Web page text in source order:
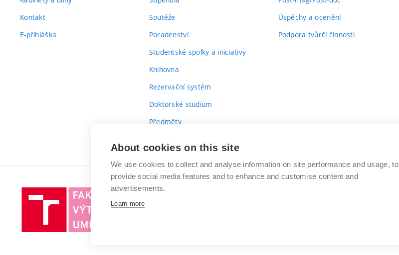
Kontakt
E-přihláška
Soutěže
Poradenství
Studentské spolky a iniciativy
Knihovna
Rezervační systém
Doktorské studium
Předměty
Úspěchy a ocenění
Podpora tvůrčí činnosti
Vysoké
About cookies on this site
We use cookies to collect and analyse information on site performance and usage, to
provide social media features and to enhance and customise content and
advertisements.
Learn more